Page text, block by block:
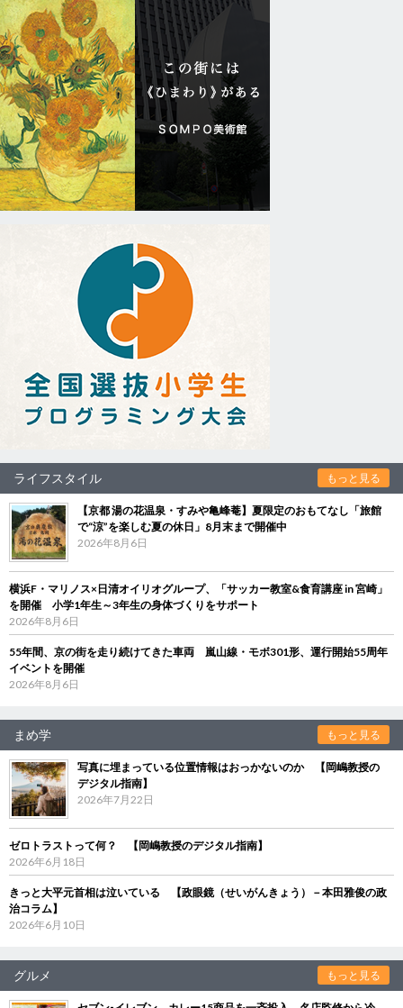
ライフスタイル もっと見る
【京都 湯の花温泉・すみや亀峰菴】夏限定のおもてなし「旅館
で“涼”を楽しむ夏の休日」8月末まで開催中
2026年8月6日
横浜F・マリノス×日清オイリオグループ、「サッカー教室&食育講座 in 宮崎」
を開催 小学1年生～3年生の身体づくりをサポート
2026年8月6日
55年間、京の街を走り続けてきた車両 嵐山線・モボ301形、運行開始55周年
イベントを開催
2026年8月6日
まめ学 もっと見る
写真に埋まっている位置情報はおっかないのか 【岡嶋教授の
デジタル指南】
2026年7月22日
ゼロトラストって何？ 【岡嶋教授のデジタル指南】
2026年6月18日
きっと大平元首相は泣いている 【政眼鏡（せいがんきょう）－本田雅俊の政
治コラム】
2026年6月10日
グルメ もっと見る